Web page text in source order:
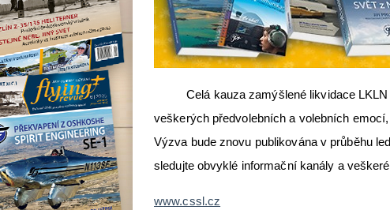
Celá kauza zamýšlené likvidace LKLN
veškerých předvolebních a volebních
Výzva bude znovu publikována v průběhu
sledujte obvyklé informační kanály a
www.cssl.cz